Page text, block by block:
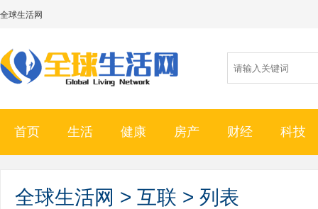
全球生活网
首页 生活 健康 房产 财经 科技
全球生活网 > 互联 > 列表